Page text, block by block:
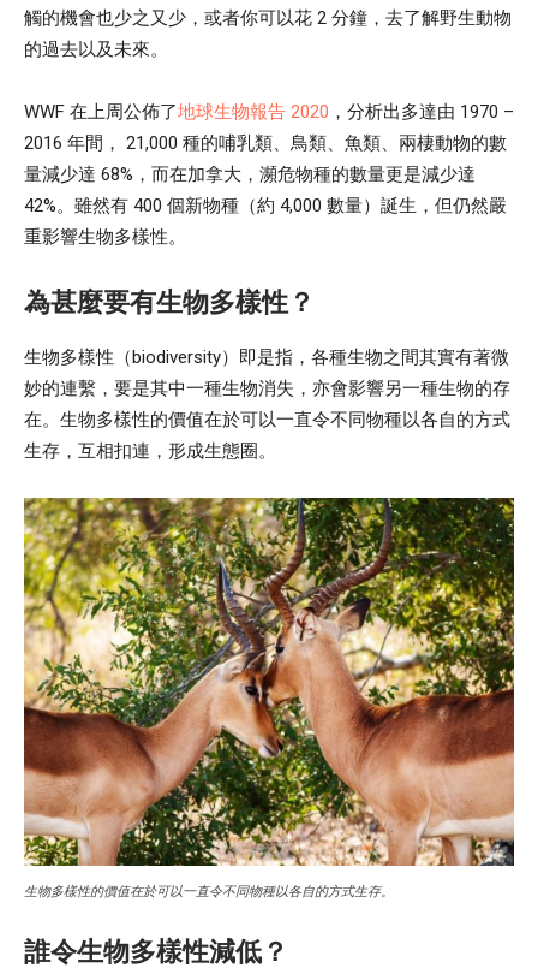
觸的機會也少之又少，或者你可以花 2 分鐘，去了解野生動物
的過去以及未來。
WWF 在上周公佈了地球生物報告 2020 ，分析出多達由 1970 –
2016 年間， 21,000 種的哺乳類、鳥類、魚類、兩棲動物的數
量減少達 68%，而在加拿大，瀕危物種的數量更是減少達
42%。雖然有 400 個新物種（約 4,000 數量）誕生，但仍然嚴
重影響生物多樣性。
為甚麼要有生物多樣性？
生物多樣性（biodiversity）即是指，各種生物之間其實有著微
妙的連繫，要是其中一種生物消失，亦會影響另一種生物的存
在。生物多樣性的價值在於可以一直令不同物種以各自的方式
生存，互相扣連，形成生態圈。
生物多樣性的價值在於可以一直令不同物種以各自的方式生存。
誰令生物多樣性減低？